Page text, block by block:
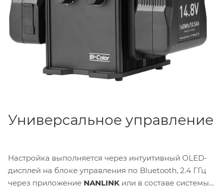
Универсальное управление
Настройка выполняется через интуитивный ОLED-
дисплей на блоке управления по Bluetooth, 2.4 ГГц
через приложение NANLINK или в составе системы